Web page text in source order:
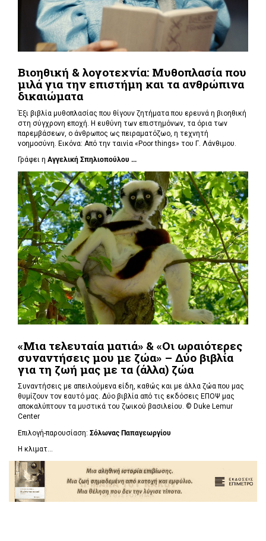
Βιοηθική & λογοτεχνία: Μυθοπλασία που
μιλά για την επιστήμη και τα ανθρώπινα
δικαιώματα
Έξι βιβλία μυθοπλασίας που θίγουν ζητήματα που ερευνά η βιοηθική
στη σύγχρονη εποχή. Η ευθύνη των επιστημόνων, τα όρια των
παρεμβάσεων, ο άνθρωπος ως πειραματόζωο, η τεχνητή
νοημοσύνη. Εικόνα: Από την ταινία «Poor things» του Γ. Λάνθιμου.
Γράφει η Αγγελική Σπηλιοπούλου ...
«Μια τελευταία ματιά» & «Οι ωραιότερες
συναντήσεις μου με ζώα» – Δύο βιβλία
για τη ζωή μας με τα (άλλα) ζώα
Συναντήσεις με απειλούμενα είδη, καθώς και με άλλα ζώα που μας
θυμίζουν τον εαυτό μας. Δύο βιβλία από τις εκδόσεις ΕΠΟΨ μας
αποκαλύπτουν τα μυστικά του ζωικού βασιλείου. © Duke Lemur
Center
Επιλογή-παρουσίαση: Σόλωνας Παπαγεωργίου
Η κλιματ...